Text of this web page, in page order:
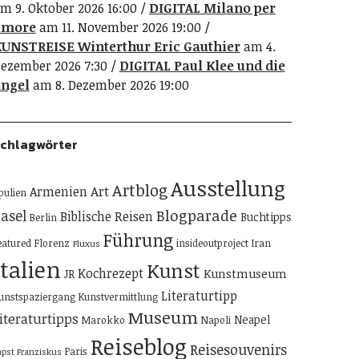
9. Oktober 2026 16:00
DIGITAL Milano per
am 11. November 2026 19:00
Winterthur Eric Gauthieram 4.
2026 7:30
DIGITAL Paul Klee und die
am 8. Dezember 2026 19:00
ArmenienArtArtblogAusstellung
Berlin Biblische ReisenBlogparade Buchtipps
Florenz Fluxus Führung insideoutproject Iran
JR Kochrezept Kunst Kunstmuseum
Kunstvermittlung Literaturtipp
Marokko Museum Napoli Neapel
Franziskus Paris Reiseblog Reisesouvenirs